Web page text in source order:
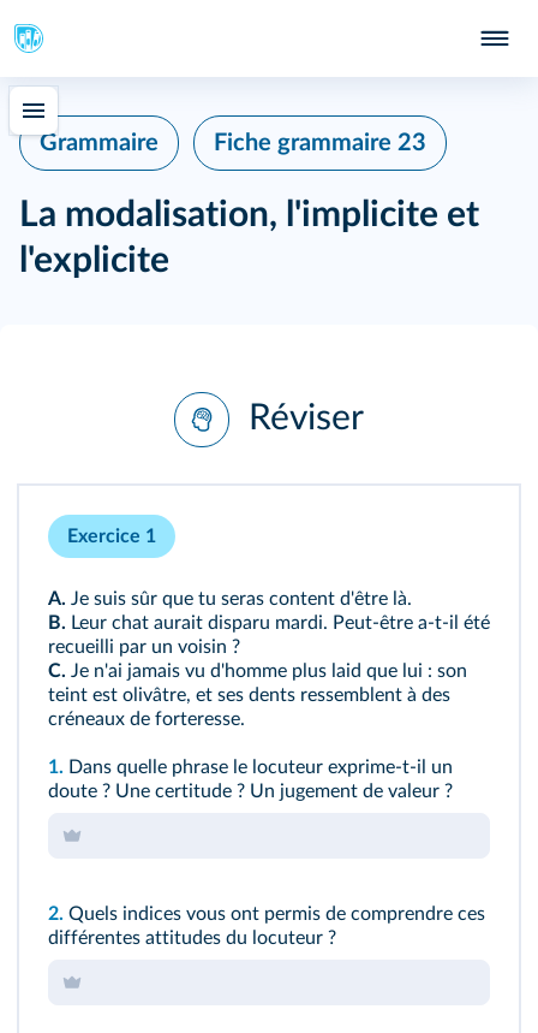
Grammaire Fiche grammaire 23
La modalisation, l'implicite et
l'explicite
Réviser
Exercice 1
A. Je suis sûr que tu seras content d'être là.
B. Leur chat aurait disparu mardi. Peut-être a-t-il été
recueilli par un voisin ?
C. Je n'ai jamais vu d'homme plus laid que lui : son
teint est olivâtre, et ses dents ressemblent à des
créneaux de forteresse.
1. Dans quelle phrase le locuteur exprime-t-il un
doute ? Une certitude ? Un jugement de valeur ?
2. Quels indices vous ont permis de comprendre ces
différentes attitudes du locuteur ?